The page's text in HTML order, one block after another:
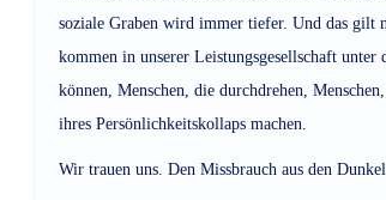
soziale Graben wird immer tiefer. Und das gilt
kommen in unserer Leistungsgesellschaft
können, Menschen, die durchdrehen,
ihres Persönlichkeitskollaps machen.
Wir trauen uns. Den Missbrauch aus den